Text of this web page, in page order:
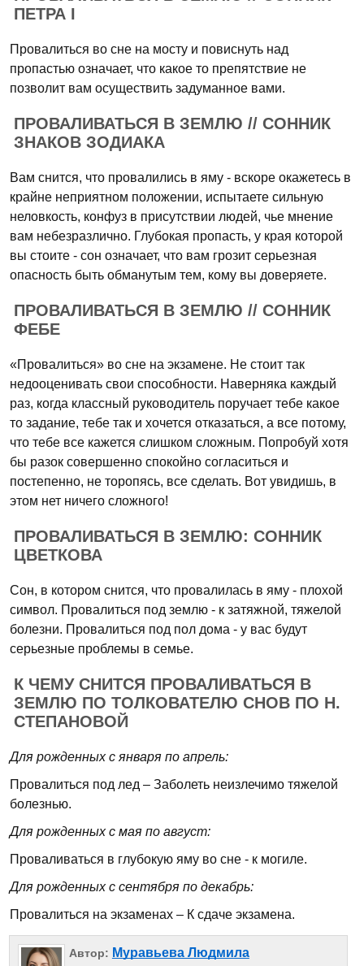
ПЕТРА I
Провалиться во сне на мосту и повиснуть над
пропастью означает, что какое то препятствие не
позволит вам осуществить задуманное вами.
ПРОВАЛИВАТЬСЯ В ЗЕМЛЮ // СОННИК
ЗНАКОВ ЗОДИАКА
Вам снится, что провалились в яму - вскоре окажетесь в
крайне неприятном положении, испытаете сильную
неловкость, конфуз в присутствии людей, чье мнение
вам небезразлично. Глубокая пропасть, у края которой
вы стоите - сон означает, что вам грозит серьезная
опасность быть обманутым тем, кому вы доверяете.
ПРОВАЛИВАТЬСЯ В ЗЕМЛЮ // СОННИК
ФЕБЕ
«Провалиться» во сне на экзамене. Не стоит так
недооценивать свои способности. Наверняка каждый
раз, когда классный руководитель поручает тебе какое
то задание, тебе так и хочется отказаться, а все потому,
что тебе все кажется слишком сложным. Попробуй хотя
бы разок совершенно спокойно согласиться и
постепенно, не торопясь, все сделать. Вот увидишь, в
этом нет ничего сложного!
ПРОВАЛИВАТЬСЯ В ЗЕМЛЮ: СОННИК
ЦВЕТКОВА
Сон, в котором снится, что провалилась в яму - плохой
символ. Провалиться под землю - к затяжной, тяжелой
болезни. Провалиться под пол дома - у вас будут
серьезные проблемы в семье.
К ЧЕМУ СНИТСЯ ПРОВАЛИВАТЬСЯ В
ЗЕМЛЮ ПО ТОЛКОВАТЕЛЮ СНОВ ПО Н.
СТЕПАНОВОЙ
Для рожденных с января по апрель:
Провалиться под лед – Заболеть неизлечимо тяжелой
болезнью.
Для рожденных с мая по август:
Проваливаться в глубокую яму во сне - к могиле.
Для рожденных с сентября по декабрь:
Провалиться на экзаменах – К сдаче экзамена.
Автор: Муравьева Людмила